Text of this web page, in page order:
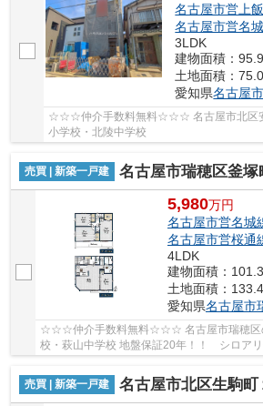
名古屋市営上
名古屋市営名
3LDK
建物面積：
土地面積：
愛知県名古屋
☆☆☆仲介手数料無料☆☆☆ 名古屋市北区安
小学校・北陵中学校
売買 | 新築一戸建 名古屋市瑞穂区釜塚町2丁目47−1【仲介手
5,980万円
名古屋市営名城
名古屋市営桜通
4LDK
建物面積：
土地面積：
愛知県名古屋市
☆☆☆仲介手数料無料☆☆☆ 名古屋市瑞穂区
校・萩山中学校 地盤保証20年！！ シロアリ
ー付き洗面台！
売買 | 新築一戸建
名古屋市北区生駒町１丁目34-1【仲介手数料